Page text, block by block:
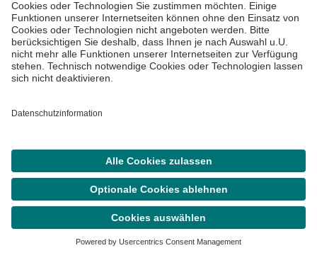
Menü
SucheTermin
Impressum
Datenschutzinformationen
Barrierefreiheit
©Asklepios Kliniken GmbH & Co. KGaA 2026